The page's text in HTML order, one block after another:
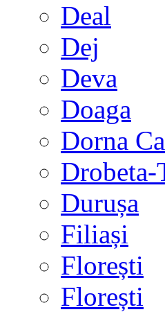
Deal
Dej
Deva
Doaga
Dorna
Durușa
Filiași
Florești
Florești